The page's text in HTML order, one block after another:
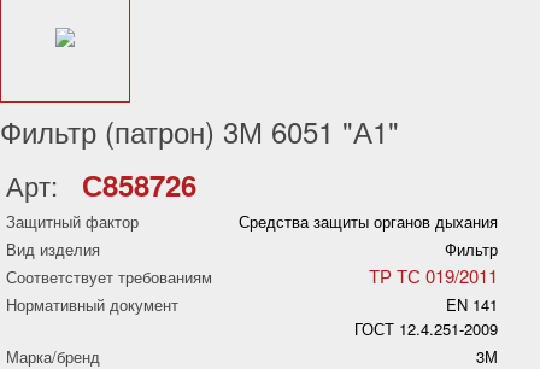
Фильтр (патрон) 3М 6051 "А1"
Арт: С858726
Защитный фактор
Средства защиты органов дыхания
Вид изделия
Фильтр
Соответствует требованиям
ТР ТС 019/2011
Нормативный документ
EN 141
ГОСТ 12.4.251-2009
Марка/бренд
3М